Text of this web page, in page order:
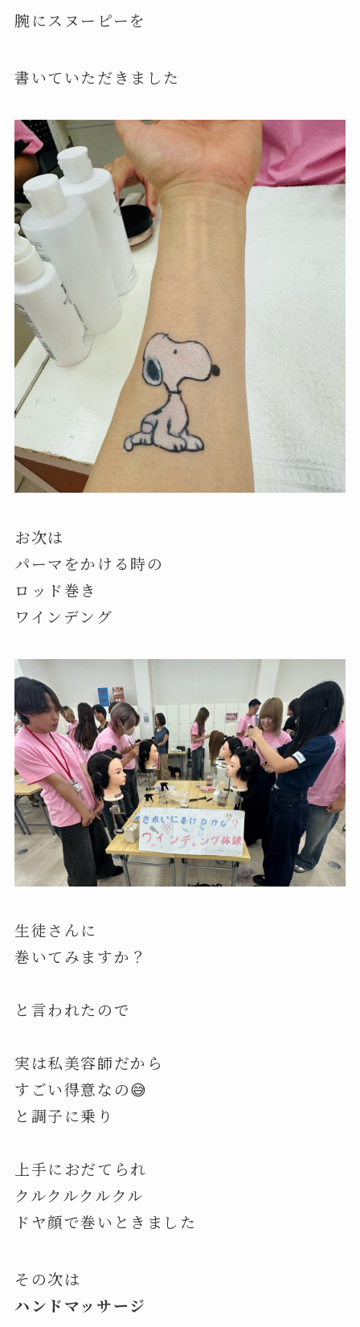
腕にスヌーピーを
書いていただきました
お次は
パーマをかける時の
ロッド巻き
ワインデング
生徒さんに
巻いてみますか？
と言われたので
実は私美容師だから
すごい得意なの😅
と調子に乗り
上手におだてられ
クルクルクルクル
ドヤ顔で巻いときました
その次は
ハンドマッサージ